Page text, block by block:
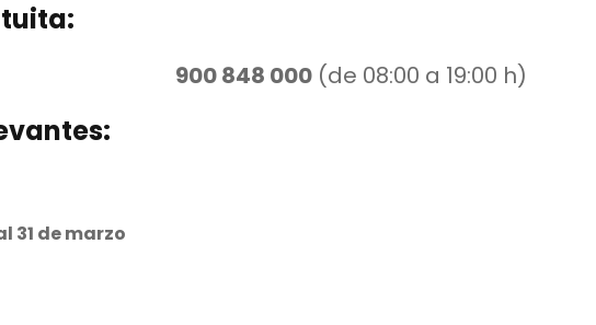
900 848 000(de 08:00 a 19:00 h)
31 de marzo